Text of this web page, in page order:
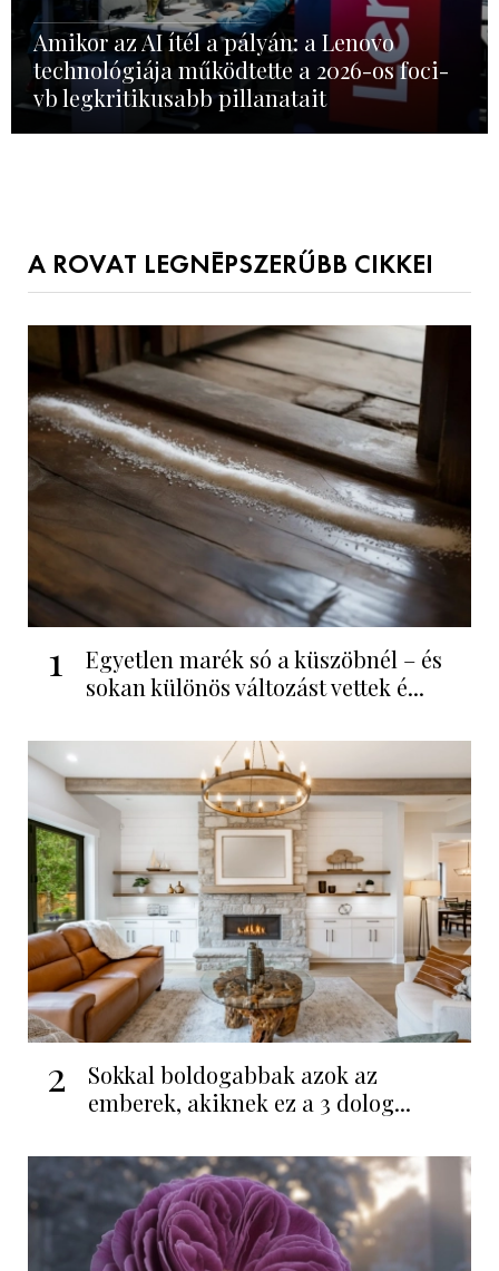
Amikor az AI ítél a pályán: a Lenovo
technológiája működtette a 2026-os foci-
vb legkritikusabb pillanatait
A ROVAT LEGNÉPSZERŰBB CIKKEI
1
Egyetlen marék só a küszöbnél – és
sokan különös változást vettek é...
2
Sokkal boldogabbak azok az
emberek, akiknek ez a 3 dolog...